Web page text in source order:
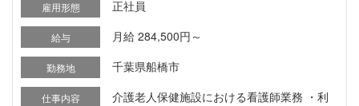
雇用形態 正社員
給与 月給 284,500円～
勤務地 千葉県船橋市
仕事内容
介護老人保健施設における看護師業務 ・利